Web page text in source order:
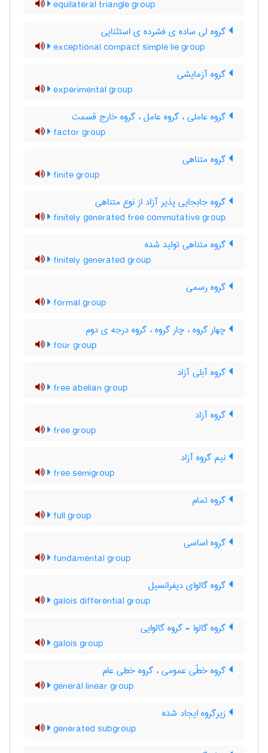
equilateral triangle group
گروه لی ساده ی فشرده ی استثنایی
exceptional compact simple lie group
گروه آزمایشی
experimental group
گروه عاملی ، گروه عامل ، گروه خارج قسمت
factor group
گروه متناهی
finite group
گروه جابجایی پذیر آزاد از نوع متناهی
finitely generated free commutative group
گروه متناهی تولید شده
finitely generated group
گروه رسمی
formal group
چهار گروه ، چار گروه ، گروه درجه ی دوم
four group
گروه آبلی آزاد
free abelian group
گروه آزاد
free group
نیم گروه آزاد
free semigroup
گروه تمام
full group
گروه اساسی
fundamental group
گروه گالوای دیفرانسیل
galois differential group
گروه گالوا - گروه گالوایی
galois group
گروه خطّی عمومی ، گروه خطی عام
general linear group
زیرگروه ایجاد شده
generated subgroup